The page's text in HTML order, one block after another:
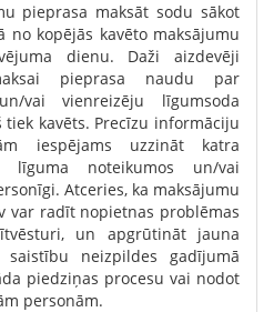
pieprasa maksāt sodu sākot
no kopējās kavēto maksājumu
dienu. Daži aizdevēji
pieprasa naudu par
vai vienreizēju līgumsoda
kavēts. Precīzu informāciju
iespējams uzzināt katra
līguma noteikumos un/vai
Atceries, ka maksājumu
var radīt nopietnas problēmas
un apgrūtināt jauna
neizpildes gadījumā
piedziņas procesu vai nodot
personām.